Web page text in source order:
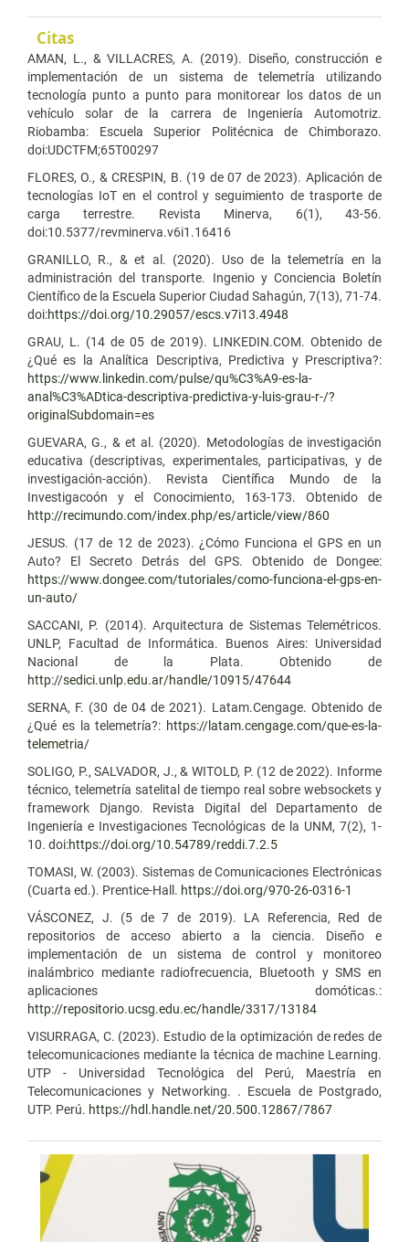
Citas
AMAN, L., & VILLACRES, A. (2019). Diseño, construcción e
implementación de un sistema de telemetría utilizando
tecnología punto a punto para monitorear los datos de un
vehículo solar de la carrera de Ingeniería Automotriz.
Riobamba: Escuela Superior Politécnica de Chimborazo.
doi:UDCTFM;65T00297
FLORES, O., & CRESPIN, B. (19 de 07 de 2023). Aplicación de
tecnologías IoT en el control y seguimiento de trasporte de
carga terrestre. Revista Minerva, 6(1), 43-56.
doi:10.5377/revminerva.v6i1.16416
GRANILLO, R., & et al. (2020). Uso de la telemetría en la
administración del transporte. Ingenio y Conciencia Boletín
Científico de la Escuela Superior Ciudad Sahagún, 7(13), 71-74.
doi:https://doi.org/10.29057/escs.v7i13.4948
GRAU, L. (14 de 05 de 2019). LINKEDIN.COM. Obtenido de
¿Qué es la Analítica Descriptiva, Predictiva y Prescriptiva?:
https://www.linkedin.com/pulse/qu%C3%A9-es-la-
anal%C3%ADtica-descriptiva-predictiva-y-luis-grau-r-/?
originalSubdomain=es
GUEVARA, G., & et al. (2020). Metodologías de investigación
educativa (descriptivas, experimentales, participativas, y de
investigación-acción). Revista Científica Mundo de la
Investigacoón y el Conocimiento, 163-173. Obtenido de
http://recimundo.com/index.php/es/article/view/860
JESUS. (17 de 12 de 2023). ¿Cómo Funciona el GPS en un
Auto? El Secreto Detrás del GPS. Obtenido de Dongee:
https://www.dongee.com/tutoriales/como-funciona-el-gps-en-
un-auto/
SACCANI, P. (2014). Arquitectura de Sistemas Telemétricos.
UNLP, Facultad de Informática. Buenos Aires: Universidad
Nacional de la Plata. Obtenido de
http://sedici.unlp.edu.ar/handle/10915/47644
SERNA, F. (30 de 04 de 2021). Latam.Cengage. Obtenido de
¿Qué es la telemetría?: https://latam.cengage.com/que-es-la-
telemetria/
SOLIGO, P., SALVADOR, J., & WITOLD, P. (12 de 2022). Informe
técnico, telemetría satelital de tiempo real sobre websockets y
framework Django. Revista Digital del Departamento de
Ingeniería e Investigaciones Tecnológicas de la UNM, 7(2), 1-
10. doi:https://doi.org/10.54789/reddi.7.2.5
TOMASI, W. (2003). Sistemas de Comunicaciones Electrónicas
(Cuarta ed.). Prentice-Hall. https://doi.org/970-26-0316-1
VÁSCONEZ, J. (5 de 7 de 2019). LA Referencia, Red de
repositorios de acceso abierto a la ciencia. Diseño e
implementación de un sistema de control y monitoreo
inalámbrico mediante radiofrecuencia, Bluetooth y SMS en
aplicaciones domóticas.:
http://repositorio.ucsg.edu.ec/handle/3317/13184
VISURRAGA, C. (2023). Estudio de la optimización de redes de
telecomunicaciones mediante la técnica de machine Learning.
UTP - Universidad Tecnológica del Perú, Maestría en
Telecomunicaciones y Networking. . Escuela de Postgrado,
UTP. Perú. https://hdl.handle.net/20.500.12867/7867